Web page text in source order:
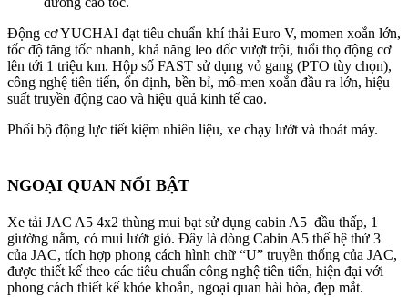
Động cơ YUCHAI đạt tiêu chuẩn khí thải Euro V, momen xoắn lớn,
tốc độ tăng tốc nhanh, khả năng leo dốc vượt trội, tuổi thọ động cơ
lên tới 1 triệu km. Hộp số FAST sử dụng vỏ gang (PTO tùy chọn),
công nghệ tiên tiến, ổn định, bền bỉ, mô-men xoắn đầu ra lớn, hiệu
suất truyền động cao và hiệu quả kinh tế cao.
Phối bộ động lực tiết kiệm nhiên liệu, xe chạy lướt và thoát máy.
NGOẠI QUAN NỔI BẬT
Xe tải JAC A5 4x2 thùng mui bạt sử dụng cabin A5 đầu thấp, 1
giường nằm, có mui lướt gió. Đây là dòng Cabin A5 thế hệ thứ 3
của JAC, tích hợp phong cách hình chữ “U” truyền thống của JAC,
được thiết kế theo các tiêu chuẩn công nghệ tiên tiến, hiện đại với
phong cách thiết kế khỏe khoắn, ngoại quan hài hòa, đẹp mắt.